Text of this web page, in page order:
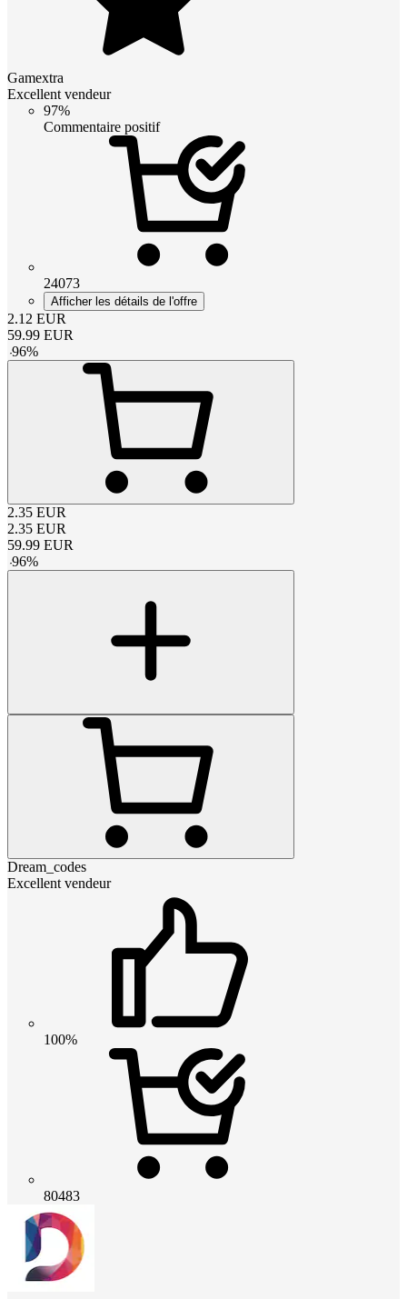
Gamextra
Excellent vendeur
97%
Commentaire positif
24073
Afficher les détails de l'offre
2.12 EUR
59.99 EUR
-96%
2.35 EUR
2.35 EUR
59.99 EUR
-96%
Dream_codes
Excellent vendeur
100%
80483